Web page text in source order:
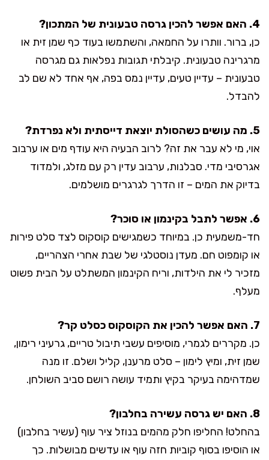
4. האם אפשר להכין גרסה טבעונית של המתכון?
כן, ברור. וותרו על החמאה, והשתמשו בעוד כף שמן זית או
מרגרינה טבעונית. קיבלתי תגובות נפלאות גם מגרסה
טבעונית – עדיין טעים, עדיין נמס בפה, אף אחד לא שם לב
להבדל.
5. מה עושים כשהסולת יוצאת דייסתית ולא נפרדת?
אוי, מי לא עבר את זה? לרוב הבעיה היא עודף מים או ערבוב
אגרסיבי מדי. סבלנות, ערבוב עדין רק עם מזלג, ולמדוד
בדיוק את המים – זו הדרך לגרגרים מושלמים.
6. אפשר לתבל בקינמון או סוכר?
חד-משמעית כן. במיוחד כשמגישים קוסקוס לצד סלט פירות
או קומפוט חם. מעדן נוסטלגי של שבת אחרי הצהריים,
מזכיר לי את הילדות, וריח הקינמון המשתלט על הבית פשוט
מעלף.
7. האם אפשר להכין את הקוסקוס כסלט קר?
כן. מקררים לגמרי, מוסיפים עשבי תיבול טריים, גרעיני רימון,
שמן זית, ומיץ לימון – סלט מרענן, קליל ושלם. זו מנה
שמדהימה בעיקר בקיץ ותמיד עושה רושם סביב השולחן.
8. האם יש גרסה עשירה בחלבון?
בהחלט! החליפו חלק מהמים בנוזל ציר עוף (עשיר בחלבון)
או הוסיפו בסוף קוביות חזה עוף או עדשים מבושלות. כך